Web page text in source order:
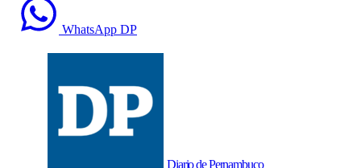
WhatsApp DP
Diario de Pernambuco